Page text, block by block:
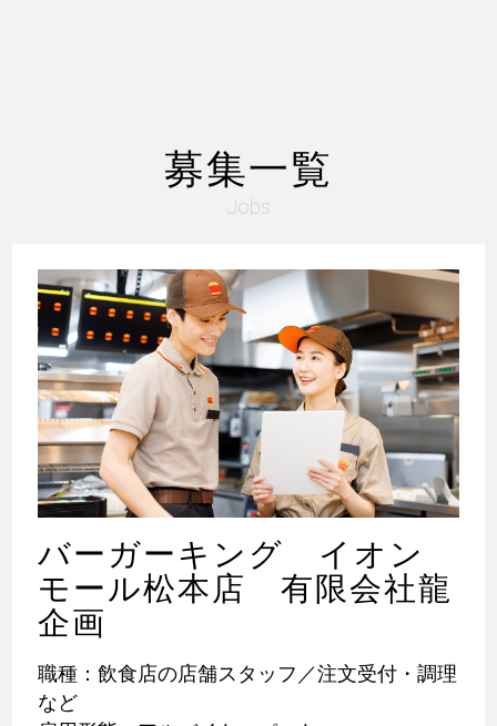
募集一覧
Jobs
バーガーキング イオン
モール松本店 有限会社龍
企画
職種：飲食店の店舗スタッフ／注文受付・調理
など